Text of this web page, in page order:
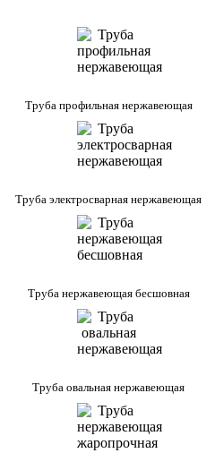
Труба профильная нержавеющая
Труба электросварная нержавеющая
Труба нержавеющая бесшовная
Труба овальная нержавеющая